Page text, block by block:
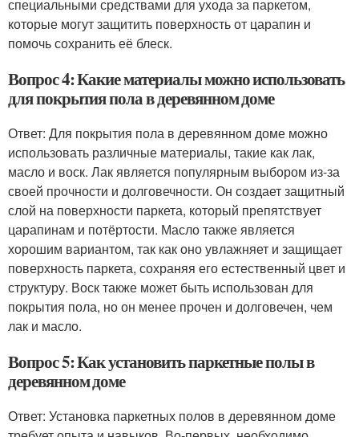
специальными средствами для ухода за паркетом,
которые могут защитить поверхность от царапин и
помочь сохранить её блеск.
Вопрос 4: Какие материалы можно использовать
для покрытия пола в деревянном доме
Ответ: Для покрытия пола в деревянном доме можно
использовать различные материалы, такие как лак,
масло и воск. Лак является популярным выбором из-за
своей прочности и долговечности. Он создает защитный
слой на поверхности паркета, который препятствует
царапинам и потёртости. Масло также является
хорошим вариантом, так как оно увлажняет и защищает
поверхность паркета, сохраняя его естественный цвет и
структуру. Воск также может быть использован для
покрытия пола, но он менее прочен и долговечен, чем
лак и масло.
Вопрос 5: Как установить паркетные полы в
деревянном доме
Ответ: Установка паркетных полов в деревянном доме